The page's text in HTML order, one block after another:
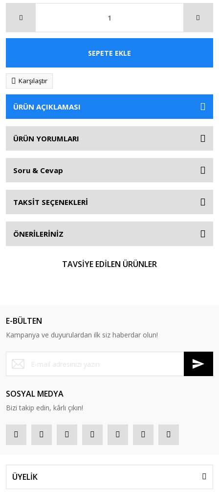
SEPETE EKLE
Karşılaştır
ÜRÜN AÇIKLAMASI
ÜRÜN YORUMLARI
Soru & Cevap
TAKSİT SEÇENEKLERİ
ÖNERİLERİNİZ
TAVSİYE EDİLEN ÜRÜNLER
E-BÜLTEN
Kampanya ve duyurulardan ilk siz haberdar olun!
SOSYAL MEDYA
Bizi takip edin, kârlı çıkın!
ÜYELİK